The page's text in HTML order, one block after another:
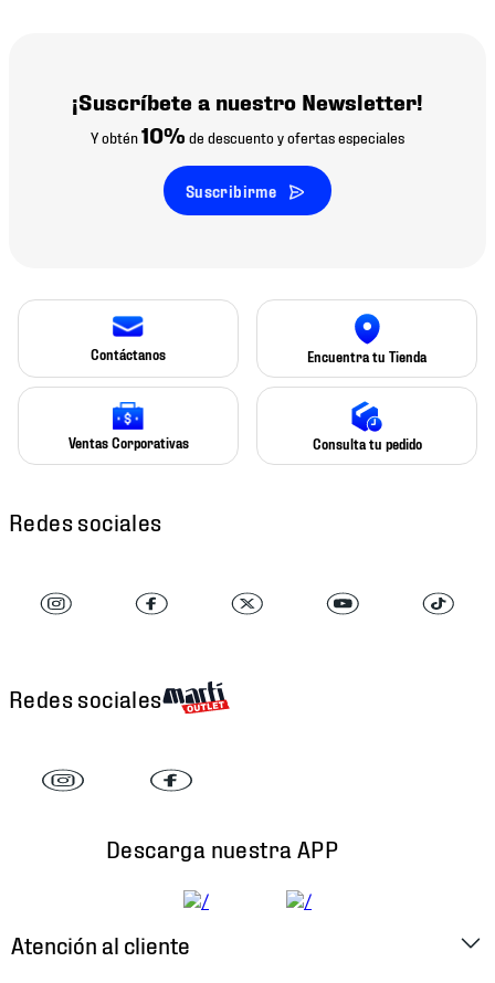
¡Suscríbete a nuestro Newsletter!
Y obtén10% de descuento y ofertas especiales
Suscribirme
Contáctanos Encuentra tu Tienda
Ventas Corporativas Consulta tu pedido
Redes sociales
Redes sociales
Descarga nuestra APP
Atención al cliente